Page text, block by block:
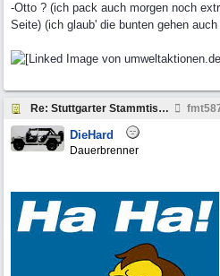
-Otto ? (ich pack auch morgen noch
Seite) (ich glaub' die bunten gehen
Re: Stuttgarter Stammtisch: Termine 2014
DieHard
Dauerbrenner